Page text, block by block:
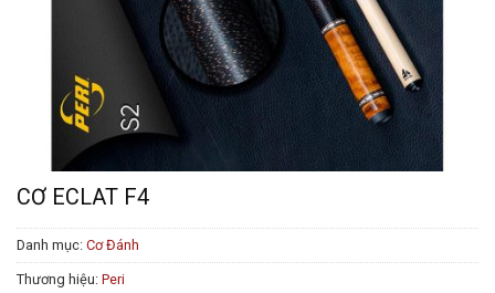
CƠ ECLAT F4
Danh mục: Cơ Đánh
Thương hiệu: Peri